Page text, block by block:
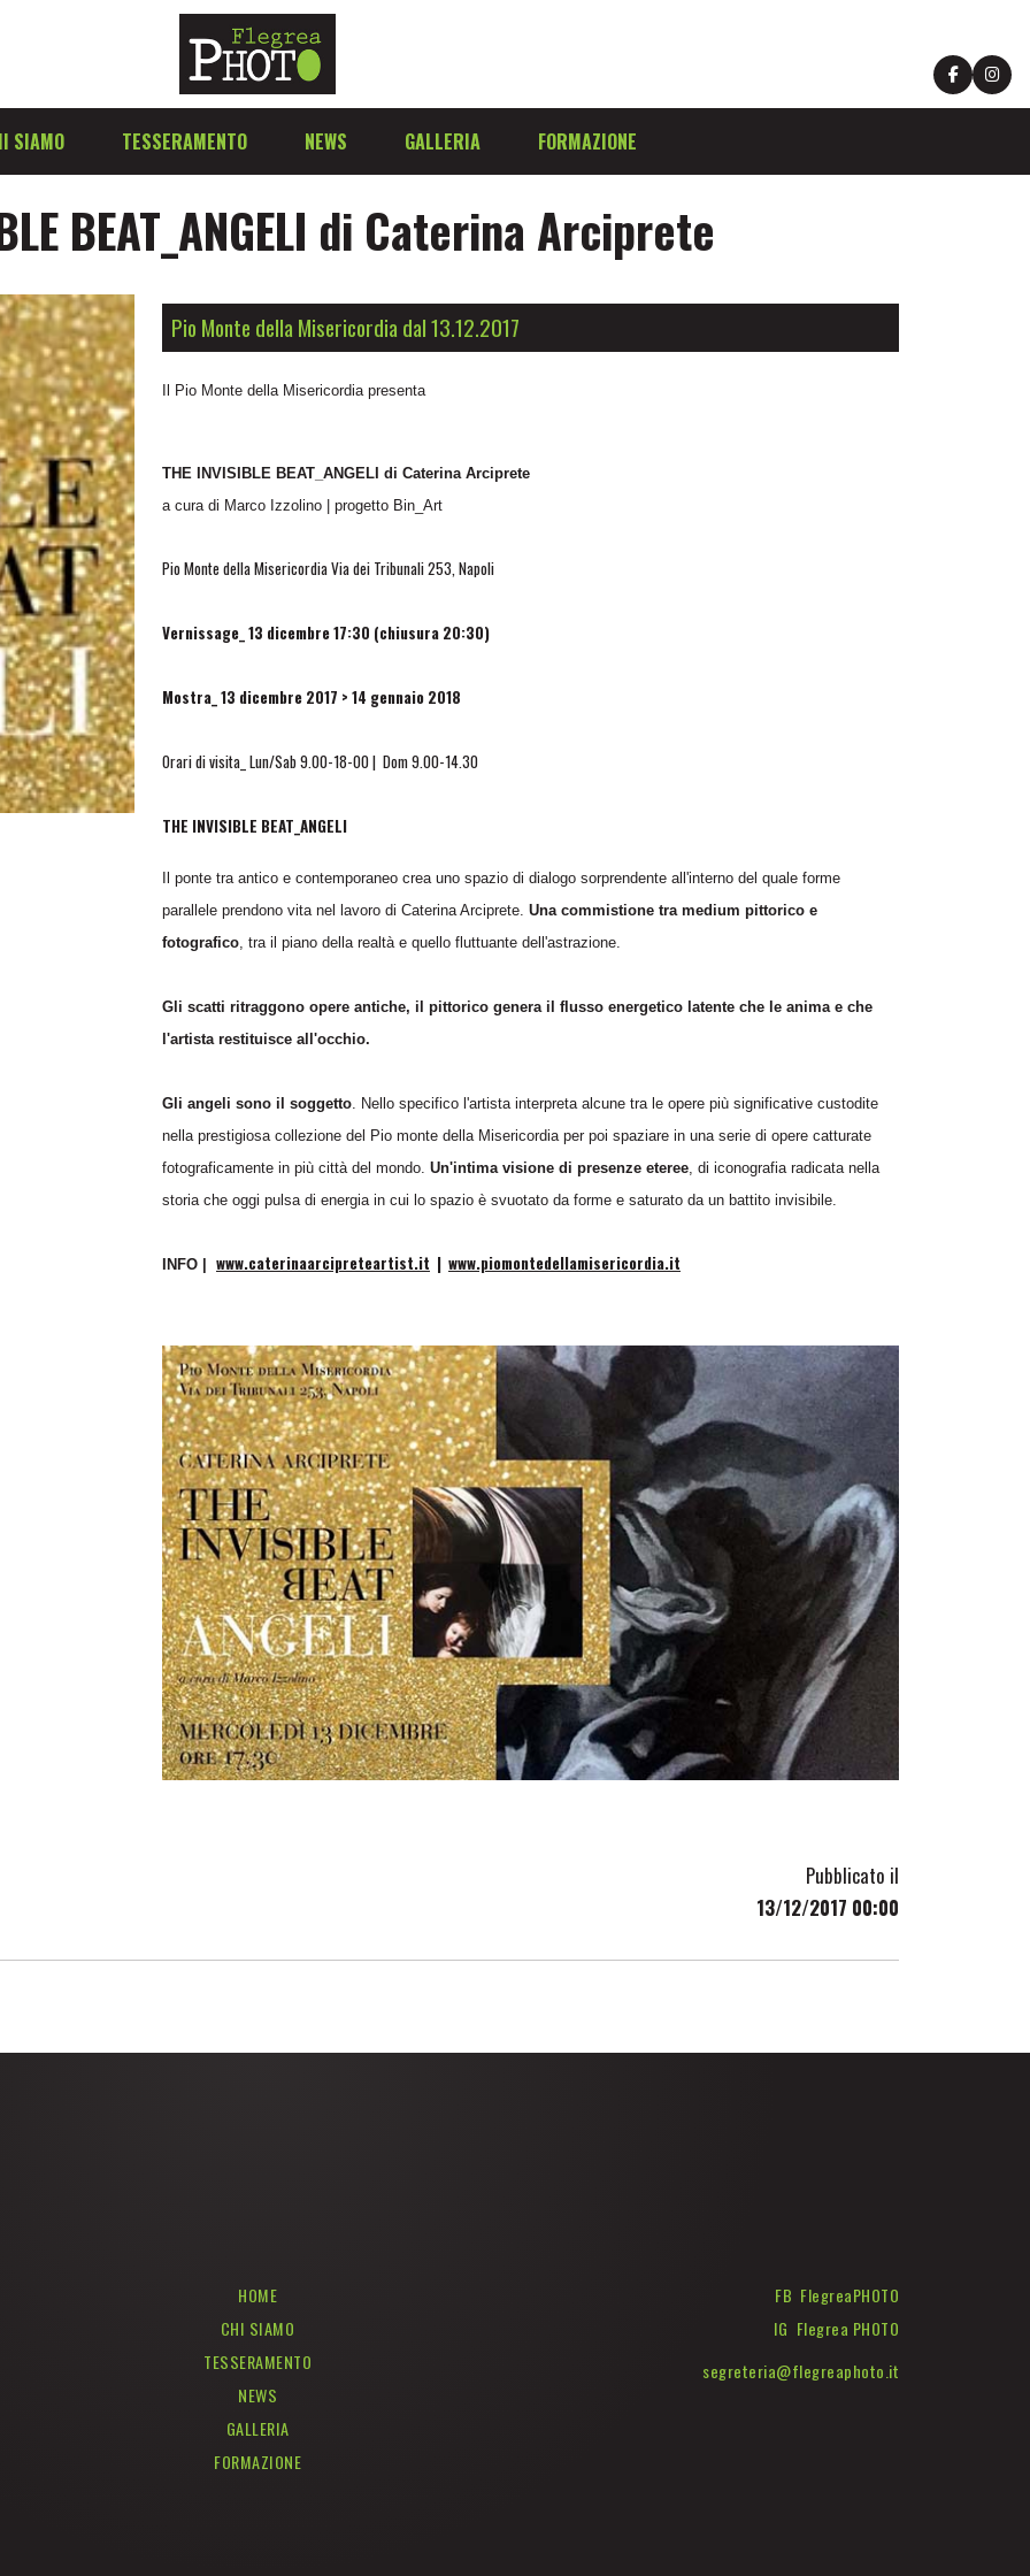
SIAMO TESSERAMENTO NEWS GALLERIA FORMAZIONE
BEAT_ANGELI di Caterina Arciprete
Pio Monte della Misericordia dal 13.12.2017
Il Pio Monte della Misericordia presenta
THE INVISIBLE BEAT_ANGELI di Caterina Arciprete
a cura di Marco Izzolino | progetto Bin_Art
Pio Monte della Misericordia Via dei Tribunali 253, Napoli
Vernissage_ 13 dicembre 17:30 (chiusura 20:30)
Mostra_ 13 dicembre 2017 > 14 gennaio 2018
Orari di visita_ Lun/Sab 9.00-18-00 | Dom 9.00-14.30
THE INVISIBLE BEAT_ANGELI
Il ponte tra antico e contemporaneo crea uno spazio di dialogo sorprendente all'interno del quale forme
parallele prendono vita nel lavoro di Caterina Arciprete. Una commistione tra medium pittorico e
fotografico, tra il piano della realtà e quello fluttuante dell'astrazione.
Gli scatti ritraggono opere antiche, il pittorico genera il flusso energetico latente che le anima e che
l'artista restituisce all'occhio.
Gli angeli sono il soggetto. Nello specifico l'artista interpreta alcune tra le opere più significative custodite
nella prestigiosa collezione del Pio monte della Misericordia per poi spaziare in una serie di opere catturate
fotograficamente in più città del mondo. Un'intima visione di presenze eteree, di iconografia radicata nella
storia che oggi pulsa di energia in cui lo spazio è svuotato da forme e saturato da un battito invisibile.
INFO | www.caterinaarcipreteartist.it | www.piomontedellamisericordia.it
Pubblicato il
13/12/2017 00:00
HOME
CHI SIAMO
TESSERAMENTO
NEWS
GALLERIA
FORMAZIONE
FB FlegreaPHOTO
IG Flegrea PHOTO
segreteria@flegreaphoto.it